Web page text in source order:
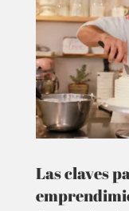
Las claves